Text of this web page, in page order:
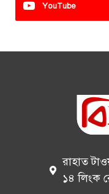
YouTube
রাহাত
১৪ লিংক